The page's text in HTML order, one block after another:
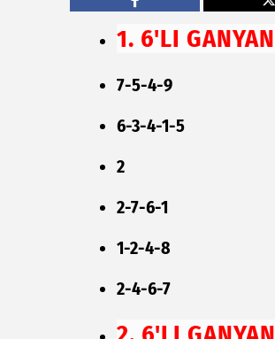
1. 6'LI GANYAN
7-5-4-9
6-3-4-1-5
2
2-7-6-1
1-2-4-8
2-4-6-7